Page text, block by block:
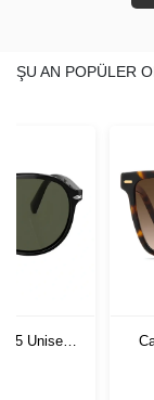
ŞU AN POPÜLER
55 Unisex